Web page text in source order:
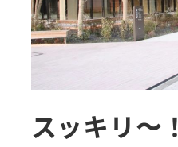
スッキリ〜！